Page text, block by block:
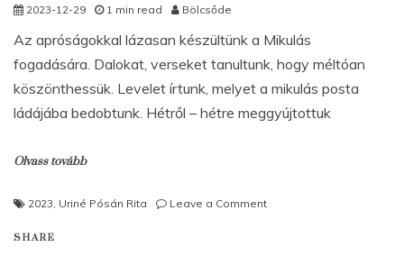
2023-12-29 1 min read Bölcsőde
Az apróságokkal lázasan készültünk a Mikulás
fogadására. Dalokat, verseket tanultunk, hogy méltóan
köszönthessük. Levelet írtunk, melyet a mikulás posta
ládájába bedobtunk. Hétről – hétre meggyújtottuk
Olvass tovább
2023, Uriné Pósán Rita Leave a Commenton
SHARE